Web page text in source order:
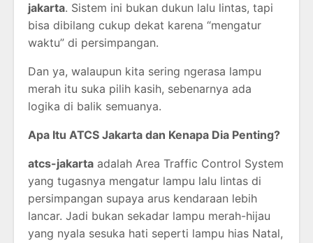
jakarta. Sistem ini bukan dukun lalu lintas, tapi
bisa dibilang cukup dekat karena “mengatur
waktu” di persimpangan.
Dan ya, walaupun kita sering ngerasa lampu
merah itu suka pilih kasih, sebenarnya ada
logika di balik semuanya.
Apa Itu ATCS Jakarta dan Kenapa Dia Penting?
atcs-jakarta adalah Area Traffic Control System
yang tugasnya mengatur lampu lalu lintas di
persimpangan supaya arus kendaraan lebih
lancar. Jadi bukan sekadar lampu merah-hijau
yang nyala sesuka hati seperti lampu hias Natal,